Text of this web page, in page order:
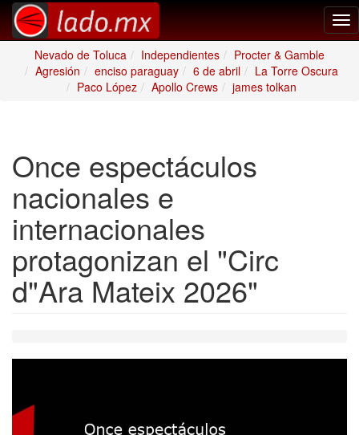
Nevado de Toluca
Independientes
Procter & Gamble
Agresión
enciso paraguay 6 de abril
La Torre Oscura
Paco López
Apollo Crews james tolkan
Once espectáculos
nacionales e
internacionales
protagonizan el "Circ
d"Ara Mateix 2026"